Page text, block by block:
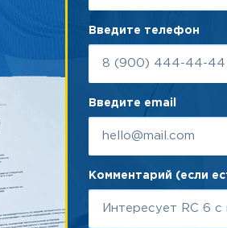
Введите телефон
Введите email
Комментарий (если